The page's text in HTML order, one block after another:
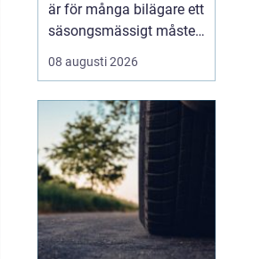
är för många bilägare ett
säsongsmässigt måste
när vädret växlar mellan
sommarvägar och
däckbytet handlar om
mer än en punkt p&arin...
08 augusti 2026